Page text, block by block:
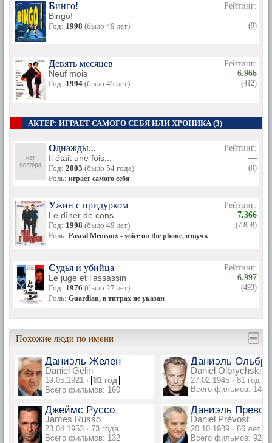
Бинго!
Bingo!
Год: 1998 (было 49 лет)
Рейтинг:
—
(9)
Девять месяцев
Neuf mois
Год: 1994 (было 45 лет)
Рейтинг:
6.966
(412)
АКТЕР: ИГРАЕТ САМОГО СЕБЯ ИЛИ ХРОНИКА (3)
Однажды...
Il était une fois...
Год: 2003 (было 54 года)
Роль: играет самого себя
Рейтинг:
—
(0)
Ужин с придурком
Le dîner de cons
Год: 1998 (было 49 лет)
Роль: Pascal Meneaux - voice on the phone, озвучка, в титрах не
Рейтинг:
7.366
(7 858)
Судья и убийца
Le juge et l'assassin
Год: 1976 (было 27 лет)
Роль: Guardian, в титрах не указан
Рейтинг:
6.997
(493)
Похожие люди по имени
Даниэль Желен
Daniel Gélin
19.05.1921 · 81 год
Всего фильмов: 160
Даниэль
Daniel Olbrychski
27.02.1945 · 81 год
Всего фильмов: 149
Джеймс Руссо
James Russo
23.04.1953 · 73 года
Всего фильмов: 132
Даниэль Прево
Daniel Prévost
20.10.1939 · 86 лет
Всего фильмов: 92